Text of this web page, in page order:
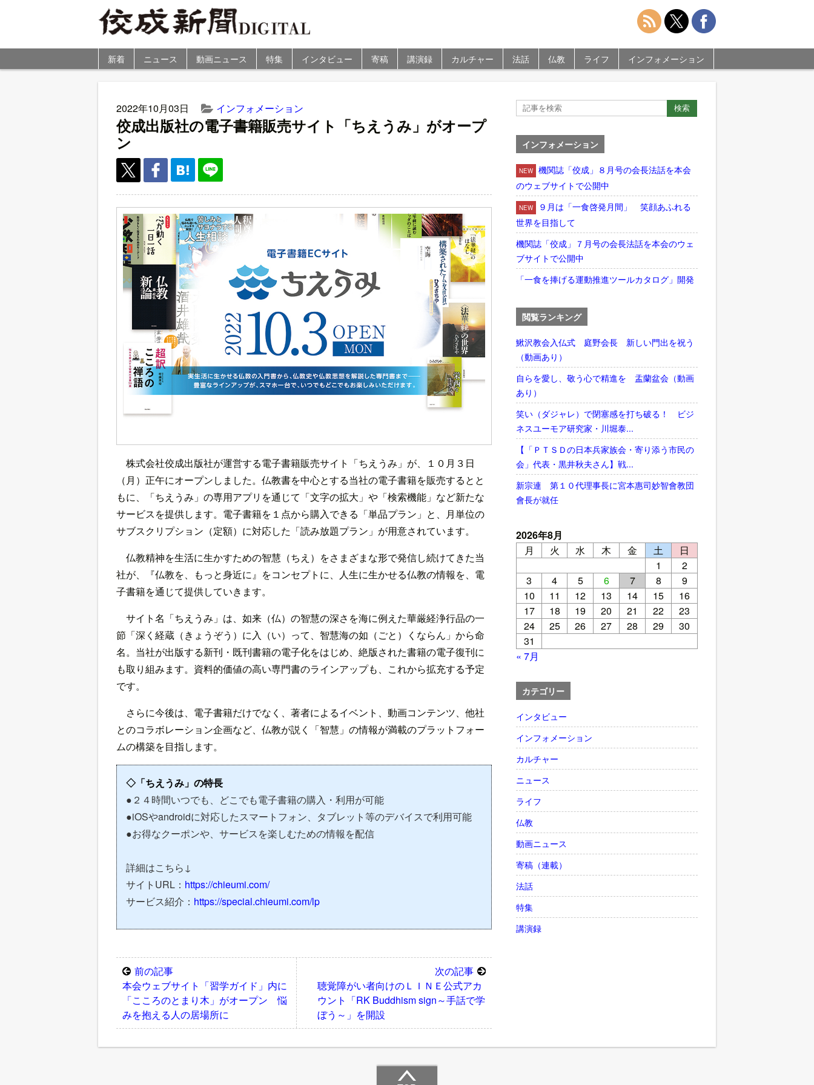
新着 ニュース 動画ニュース 特集 インタビュー 寄稿 講演録 カルチャー 法話 仏教 ライフ インフォメーション
2022年10月03日 インフォメーション
佼成出版社の電子書籍販売サイト「ちえうみ」がオープ
ン
株式会社佼成出版社が運営する電子書籍販売サイト「ちえうみ」が、１０月３日
（月）正午にオープンしました。仏教書を中心とする当社の電子書籍を販売するとと
もに、「ちえうみ」の専用アプリを通じて「文字の拡大」や「検索機能」など新たな
サービスを提供します。電子書籍を１点から購入できる「単品プラン」と、月単位の
サブスクリプション（定額）に対応した「読み放題プラン」が用意されています。
仏教精神を生活に生かすための智慧（ちえ）をさまざまな形で発信し続けてきた当
社が、『仏教を、もっと身近に』をコンセプトに、人生に生かせる仏教の情報を、電
子書籍を通じて提供していきます。
サイト名「ちえうみ」は、如来（仏）の智慧の深さを海に例えた華厳経浄行品の一
節「深く経蔵（きょうぞう）に入（い）って、智慧海の如（ごと）くならん」から命
名。当社が出版する新刊・既刊書籍の電子化をはじめ、絶版された書籍の電子復刊に
も取り組みます。資料的価値の高い専門書のラインアップも、これから拡充する予定
です。
さらに今後は、電子書籍だけでなく、著者によるイベント、動画コンテンツ、他社
とのコラボレーション企画など、仏教が説く「智慧」の情報が満載のプラットフォー
ムの構築を目指します。
◇「ちえうみ」の特長
●２４時間いつでも、どこでも電子書籍の購入・利用が可能
●iOSやandroidに対応したスマートフォン、タブレット等のデバイスで利用可能
●お得なクーポンや、サービスを楽しむための情報を配信
詳細はこちら↓
サイトURL： https://chieumi.com/
サービス紹介： https://special.chieumi.com/lp
前の記事
本会ウェブサイト「習学ガイド」内に
「こころのとまり木」がオープン 悩
みを抱える人の居場所に
次の記事
聴覚障がい者向けのＬＩＮＥ公式アカ
ウント「RK Buddhism sign～手話で学
ぼう～」を開設
インフォメーション
NEW
機関誌「佼成」８月号の会長法話を本会
のウェブサイトで公開中
NEW
９月は「一食啓発月間」 笑顔あふれる
世界を目指して
機関誌「佼成」７月号の会長法話を本会のウェ
ブサイトで公開中
「一食を捧げる運動推進ツールカタログ」開発
閲覧ランキング
鰍沢教会入仏式 庭野会長 新しい門出を祝う
（動画あり）
自らを愛し、敬う心で精進を 盂蘭盆会（動画
あり）
笑い（ダジャレ）で閉塞感を打ち破る！ ビジ
ネスユーモア研究家・川堀泰...
【「ＰＴＳＤの日本兵家族会・寄り添う市民の
会」代表・黒井秋夫さん】戦...
新宗連 第１０代理事長に宮本惠司妙智會教団
會長が就任
2026年8月
月
火 水 木 金 土
日
1
2
3
4 5 6 7 8
9
10
11 12 13 14 15
16
17
18 19 20 21 22
23
24
25 26 27 28 29
30
31
« 7月
カテゴリー
インタビュー
インフォメーション
カルチャー
ニュース
ライフ
仏教
動画ニュース
寄稿（連載）
法話
特集
講演録